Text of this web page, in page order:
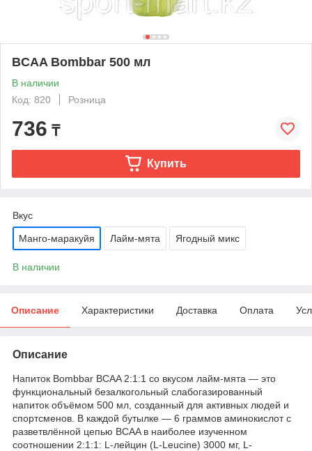
BCAA Bombbar 500 мл
В наличии
Код: 820
Розница
736 ₸
Купить
Вкус
Манго-маракуйя Лайм-мята Ягодный микс
В наличии
Описание Характеристики Доставка Оплата
Описание
Напиток Bombbar BCAA 2:1:1 со вкусом лайм-мята — это
функциональный безалкогольный слабогазированный
напиток объёмом 500 мл, созданный для активных людей и
спортсменов. В каждой бутылке — 6 граммов аминокислот с
разветвлённой цепью BCAA в наиболее изученном
соотношении 2:1:1: L-лейцин (L-Leucine) 3000 мг, L-